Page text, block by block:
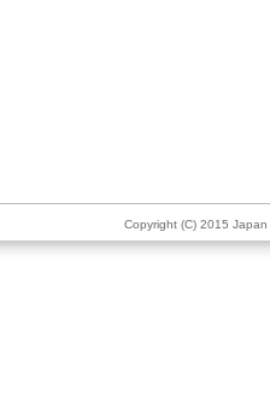
Copyright (C) 2015